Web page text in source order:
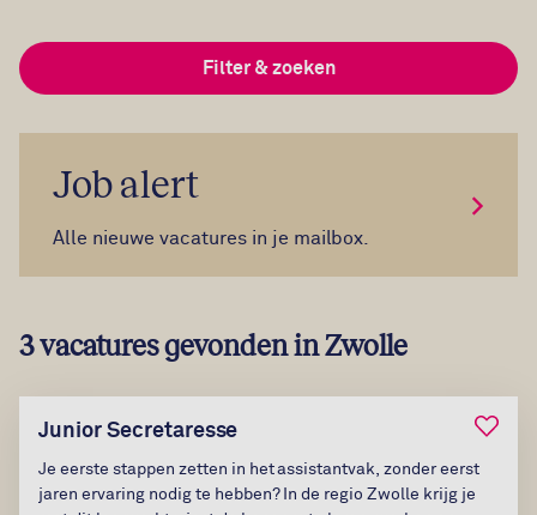
Filter & zoeken
Job alert
Alle nieuwe vacatures in je mailbox.
Meld
3 vacatures gevonden in Zwolle
Junior Secretaresse
Je eerste stappen zetten in het assistantvak, zonder eerst
jaren ervaring nodig te hebben? In de regio Zwolle krijg je